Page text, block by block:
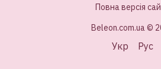
Повна версія
Beleon.com.ua ©
Укр Рус